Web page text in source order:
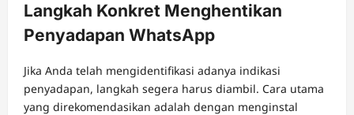
Langkah Konkret Menghentikan
Penyadapan WhatsApp
Jika Anda telah mengidentifikasi adanya indikasi
penyadapan, langkah segera harus diambil. Cara utama
yang direkomendasikan adalah dengan menginstal